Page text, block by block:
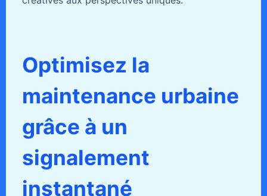
Optimisez la
maintenance urbaine
grâce à un
signalement
instantané